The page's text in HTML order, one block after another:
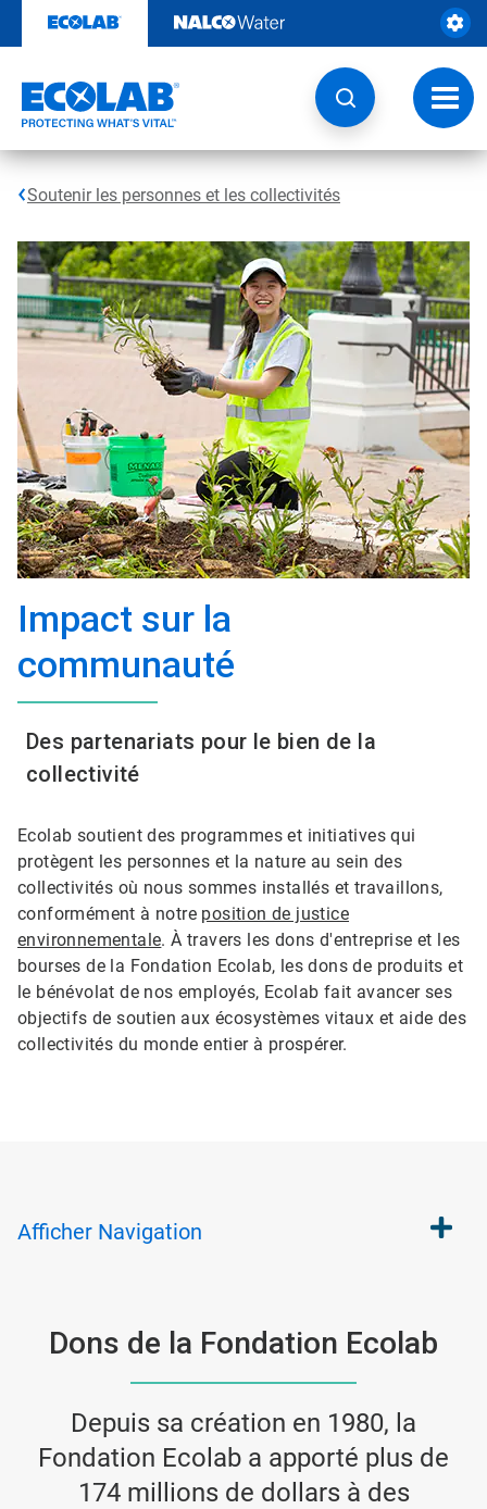
contenu
la
Soutenir les personnes et les collectivités
Impact sur la
communauté
Des partenariats pour le bien de la
collectivité
Ecolab soutient des programmes et initiatives qui
protègent les personnes et la nature au sein des
collectivités où nous sommes installés et travaillons,
conformément à notre position de justice
environnementale. À travers les dons d'entreprise et les
bourses de la Fondation Ecolab, les dons de produits et
le bénévolat de nos employés, Ecolab fait avancer ses
objectifs de soutien aux écosystèmes vitaux et aide des
collectivités du monde entier à prospérer.
Afficher Navigation
Dons de la Fondation Ecolab
Depuis sa création en 1980, la
Fondation Ecolab a apporté plus de
174 millions de dollars à des